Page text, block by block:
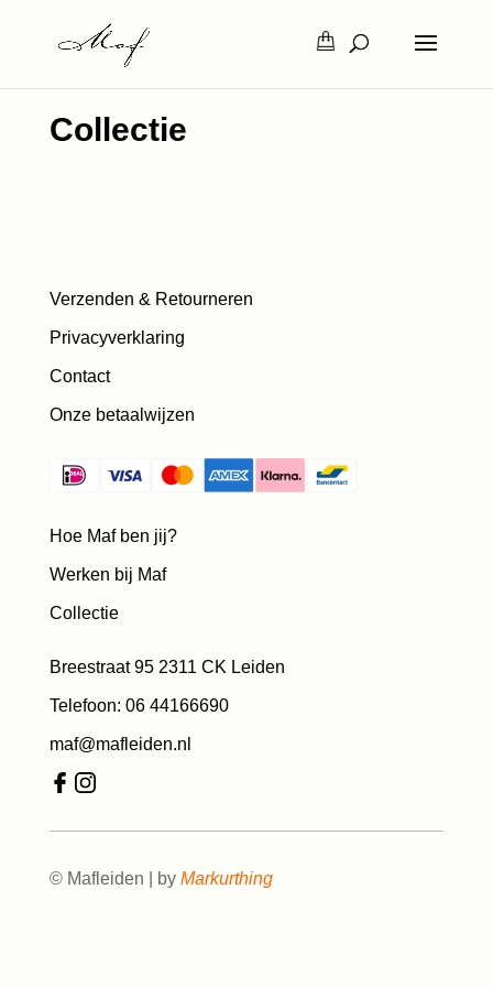
Collectie
Verzenden & Retourneren
Privacyverklaring
Contact
Onze betaalwijzen
Hoe Maf ben jij?
Werken bij Maf
Collectie
Breestraat 95 2311 CK Leiden
Telefoon: 06 44166690
maf@mafleiden.nl
© Mafleiden | by Markurthing